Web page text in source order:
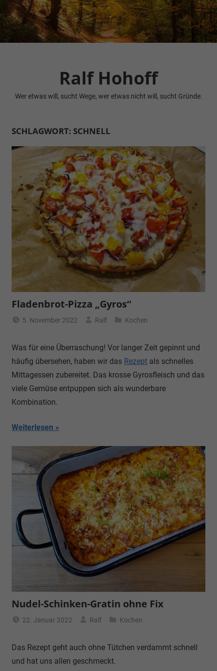
Zum
Inhalt
springen
Ralf Hohoff
Wer etwas will, sucht Wege, wer etwas nicht will, sucht Gründe.
SCHLAGWORT: SCHNELL
Fladenbrot-Pizza „Gyros“
5. November 2022 Ralf Kochen
Was für eine Überraschung! Vor langer Zeit gepinnt und
häufig übersehen, haben wir das Rezept als schnelles
Mittagessen zubereitet. Das krosse Gyrosfleisch und das
viele Gemüse entpuppen sich als wunderbare
Kombination.
Weiterlesen
Nudel-Schinken-Gratin ohne Fix
22. Januar 2022 Ralf Kochen
Das Rezept geht auch ohne Tütchen verdammt schnell
und hat uns allen geschmeckt.